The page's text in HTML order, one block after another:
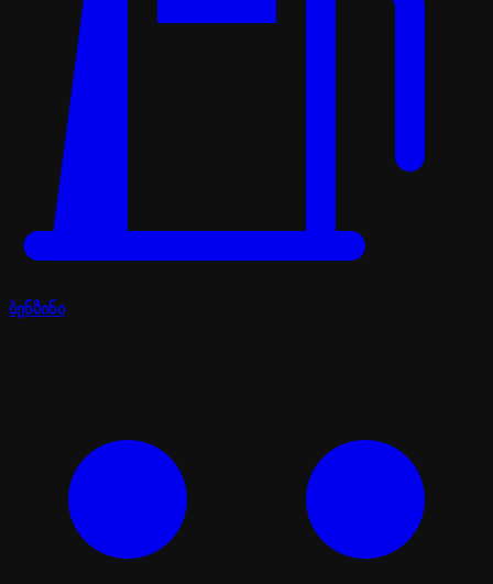
ბენზინი